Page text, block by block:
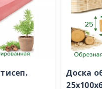
Доска